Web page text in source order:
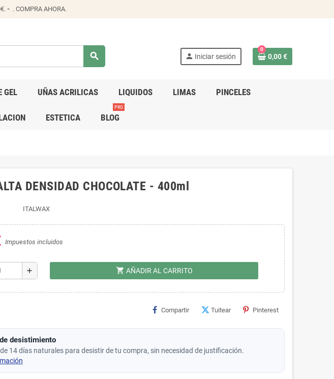
- . COMPRA AHORA.
search person Iniciar sesión
0
0,00 €
GEL UÑAS ACRILICAS LIQUIDOS LIMAS PINCELES
ESTETICA BLOG
PRO
DENSIDAD CHOCOLATE - 400ml
ITALWAX
Impuestos incluidos
add shopping_cart AÑADIR AL CARRITO
Compartir Tuitear Pinterest
desistimiento
14 días naturales para desistir de tu compra, sin necesidad de justificación.